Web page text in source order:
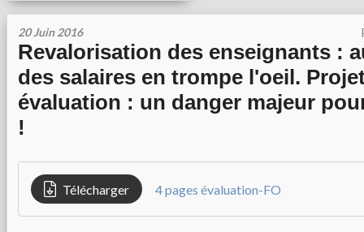
20 Juin 2016
Revalorisation des enseignants :
des salaires en trompe l'oeil.
évaluation : un danger majeur
!
Télécharger 4 pages évaluation-FO